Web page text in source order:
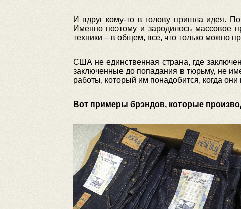
И вдруг кому-то в голову пришла идея.
Именно поэтому и зародилось массовое
техники – в общем, все, что только можно
США не единственная страна, где
заключенные до попадания в тюрьму, не
работы, который им понадобится, когда они
Вот примеры брэндов, которые